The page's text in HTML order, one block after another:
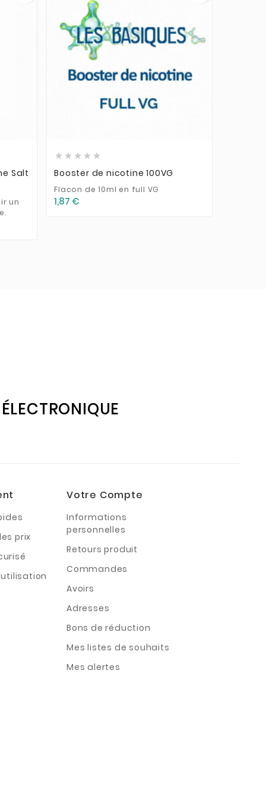
Salt
un
    
Booster de nicotine 100VG
Flacon de 10ml en full VG
1,87 €
prix
Votre Compte
Informations
personnelles
Retours produit
Commandes
Avoirs
Adresses
Bons de réduction
Mes listes de souhaits
Mes alertes